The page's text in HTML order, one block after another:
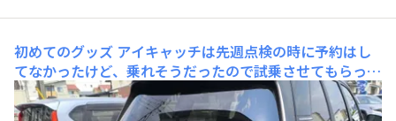
初めてのグッズ アイキャッチは先週点検の時に予約はし
てなかったけど、乗れそうだったので試乗させてもらっ
た、新型フォレスター。全体的に見た目はSKの方が好
き。もっと言えば、世代としてSF、SGが好き。「ワゴ